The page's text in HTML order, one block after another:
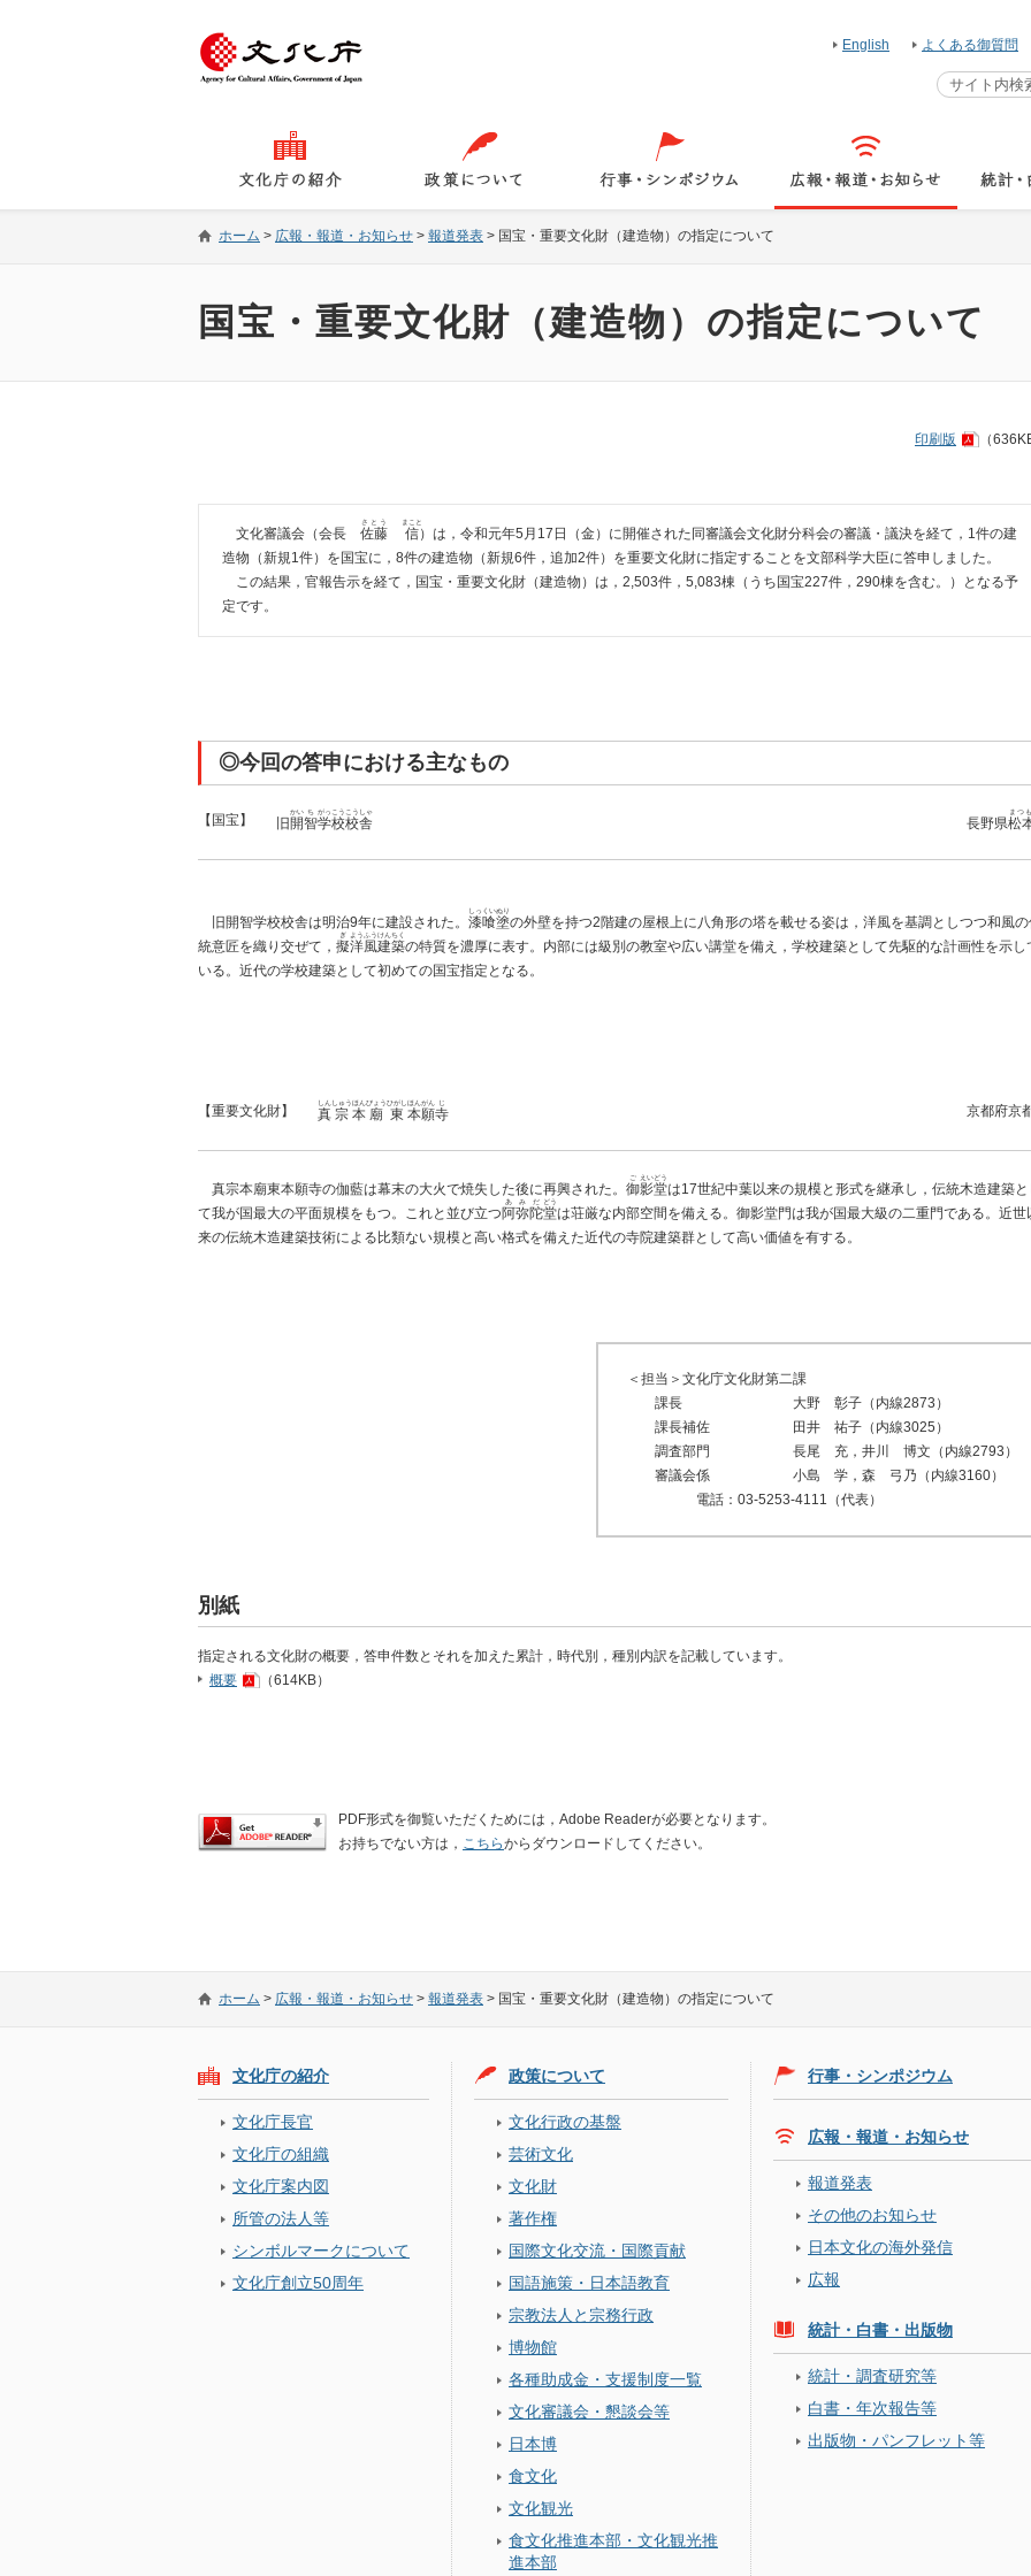
English よくある御質問
ホーム > 広報・報道・お知らせ > 報道発表 > 国宝・重要文化財（建造物）の指定について
国宝・重要文化財（建造物）の指定について
印刷版 （
文化審議会（会長 佐藤
さとう
信
まこと
）は，令和元年5月17日 （金） に開催された同審議会文化財分科会の審議・議決を経て，1件の建
造物（新規1件）を国宝に，8件の建造物（新規6件，追加2件）を重要文化財に指定することを文部科学大臣に答申しました。
この結果，官報告示を経て，国宝・重要文化財（建造物）は，2,503件，5,083棟（うち国宝227件，290棟を含む。）となる予
定です。
◎今回の答申における主なもの
【国宝】 旧 開
かい
智
ち
学校
がっこう
校舎
こうしゃ
長野県松
まつ
旧開智学校校舎は明治9年に建設された。 漆喰
しっくい
塗
ぬり
の外壁を持つ2階建の屋根上に八角形の塔を載せる姿は，洋風を基調としつつ和風
統意匠を織り交ぜて， 擬
ぎ
洋風
ようふう
建築
けんちく
の特質を濃厚に表す。内部には級別の教室や広い講堂を備え，学校建築として先駆的な計画性を示し
いる。近代の学校建築として初めての国宝指定となる。
【重要文化財】 真
しん
宗
しゅう
本
ほん
廟
びょう
東
ひがし
本
ほん
願
がん
寺
じ 京都府京
真宗本廟東本願寺の伽藍は幕末の大火で焼失した後に再興された。 御
ご
影
えい
堂
どう
は17世紀中葉以来の規模と形式を継承し，伝統木造建築と
て我が国最大の平面規模をもつ。これと並び立つ阿
あ
弥
み
陀
だ
堂
どう
は荘厳な内部空間を備える。御影堂門は我が国最大級の二重門である。近世
来の伝統木造建築技術による比類ない規模と高い格式を備えた近代の寺院建築群として高い価値を有する。
＜担当＞文化庁文化財第二課
課長
大野 彰子 （内線2873）
課長補佐
田井 祐子 （内線3025）
調査部門
長尾 充 ，井川 博文 （内線2793）
審議会係
小島 学 ，森 弓乃 （内線3160）
電話：03-5253-4111（代表）
別紙
指定される文化財の概要，答申件数とそれを加えた累計，時代別，種別内訳を記載しています。
概要
（614KB）
PDF形式を御覧いただくためには，Adobe Readerが必要となります。
お持ちでない方は， こちらからダウンロードしてください。
ホーム > 広報・報道・お知らせ > 報道発表 > 国宝・重要文化財（建造物）の指定について
文化庁の紹介
文化庁長官
文化庁の組織
文化庁案内図
所管の法人等
シンボルマークについて
文化庁創立50周年
政策について
文化行政の基盤
芸術文化
文化財
著作権
国際文化交流・国際貢献
国語施策・日本語教育
宗教法人と宗務行政
博物館
各種助成金・支援制度一覧
文化審議会・懇談会等
日本博
食文化
文化観光
食文化推進本部・文化観光推
進本部
行事・シンポジウム
広報・報道・お知らせ
報道発表
その他のお知らせ
日本文化の海外発信
広報
統計・白書・出版物
統計・調査研究等
白書・年次報告等
出版物・パンフレット等